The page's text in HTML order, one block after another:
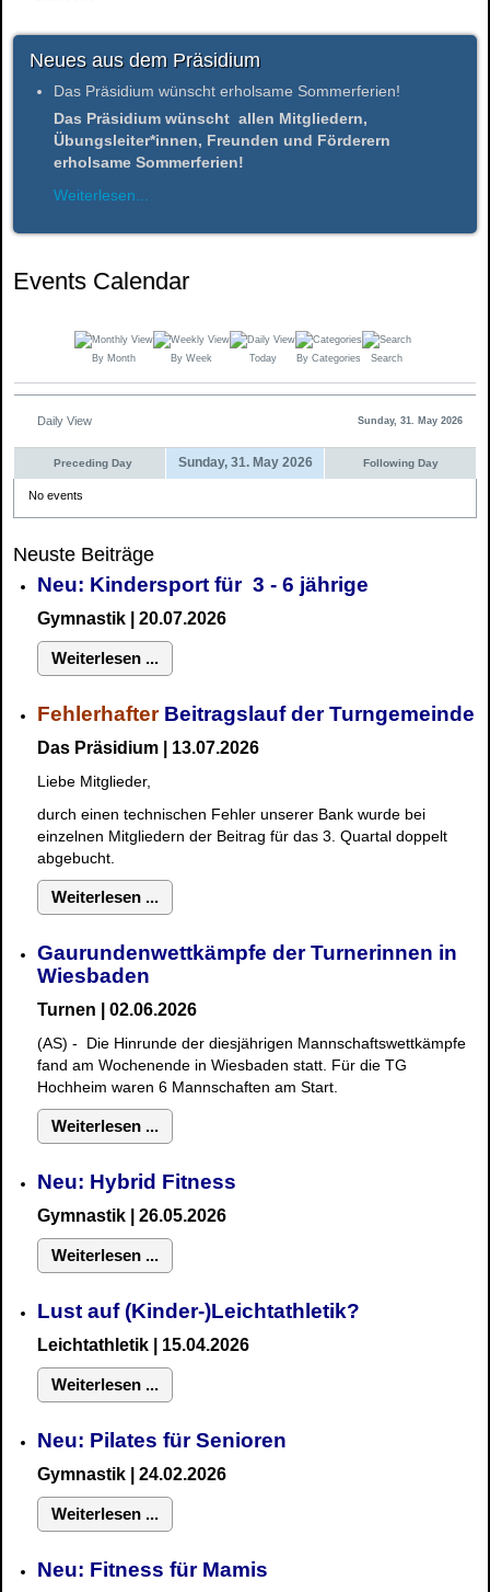
Neues aus dem Präsidium
Das Präsidium wünscht erholsame Sommerferien!
Das Präsidium wünscht allen Mitgliedern,
Übungsleiter*innen, Freunden und Förderern
erholsame Sommerferien!
Weiterlesen...
Events Calendar
By Month By Week Today By Categories Search
Daily View Sunday, 31. May 2026
Preceding Day Sunday, 31. May 2026 Following Day
No events
Neuste Beiträge
Neu: Kindersport für 3 - 6 jährige
Gymnastik | 20.07.2026
Weiterlesen ...
FehlerhafterBeitragslauf der Turngemeinde
Das Präsidium | 13.07.2026
Liebe Mitglieder,
durch einen technischen Fehler unserer Bank wurde bei
einzelnen Mitgliedern der Beitrag für das 3. Quartal doppelt
abgebucht.
Weiterlesen ...
Gaurundenwettkämpfe der Turnerinnen in
Wiesbaden
Turnen | 02.06.2026
(AS) - Die Hinrunde der diesjährigen Mannschaftswettkämpfe
fand am Wochenende in Wiesbaden statt. Für die TG
Hochheim waren 6 Mannschaften am Start.
Weiterlesen ...
Neu: Hybrid Fitness
Gymnastik | 26.05.2026
Weiterlesen ...
Lust auf (Kinder-)Leichtathletik?
Leichtathletik | 15.04.2026
Weiterlesen ...
Neu: Pilates für Senioren
Gymnastik | 24.02.2026
Weiterlesen ...
Neu: Fitness für Mamis